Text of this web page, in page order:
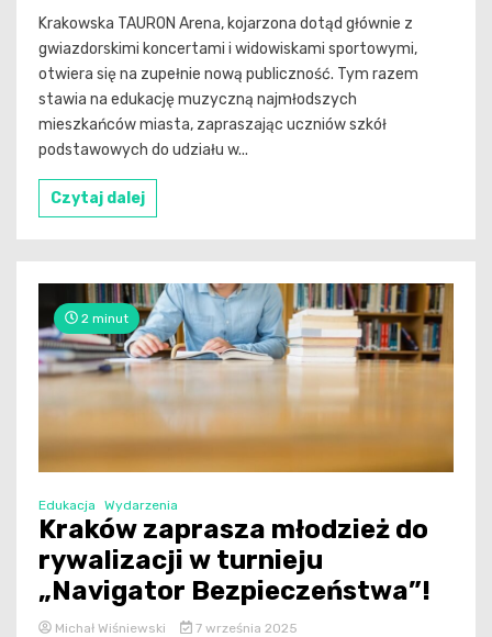
Krakowska TAURON Arena, kojarzona dotąd głównie z
gwiazdorskimi koncertami i widowiskami sportowymi,
otwiera się na zupełnie nową publiczność. Tym razem
stawia na edukację muzyczną najmłodszych
mieszkańców miasta, zapraszając uczniów szkół
podstawowych do udziału w...
Czytaj dalej
2 minut
Edukacja Wydarzenia
Kraków zaprasza młodzież do
rywalizacji w turnieju
„Navigator Bezpieczeństwa”!
Michał Wiśniewski 7 września 2025